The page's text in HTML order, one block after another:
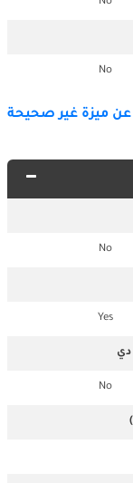
No
No
عن ميزة غير صحيحة
No
Yes
No